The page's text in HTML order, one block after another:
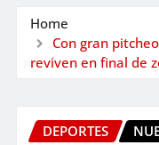
Home
Con gran
reviven en final de
DEPORTES